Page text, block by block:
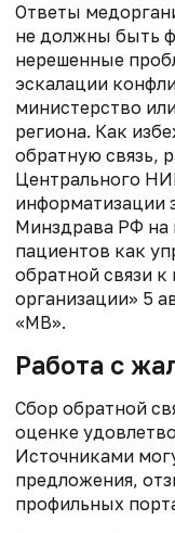
Ответы
не должны быть
нерешенные
эскалации
министерство
региона. Как
обратную связь,
Центрального
Минздрава РФ на
пациентов как
обратной связи
организации» 5
«МВ».
Работа с
Сбор обратной
оценке
Источниками
предложения,
профильных